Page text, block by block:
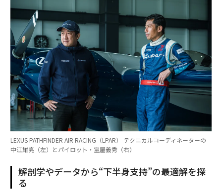
LEXUS PATHFINDER AIR RACING（LPAR） テクニカルコーディネーターの
中江雄亮（左）とパイロット・室屋義秀（右）
解剖学やデータから“下半身支持”の最適解を探
る